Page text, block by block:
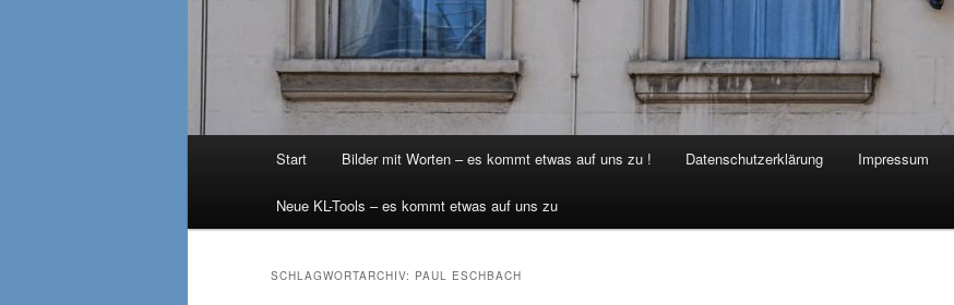
Start Bilder mit Worten – es kommt etwas auf uns zu ! Datenschutzerklärung Impressum
Neue KL-Tools – es kommt etwas auf uns zu
SCHLAGWORTARCHIV: PAUL ESCHBACH